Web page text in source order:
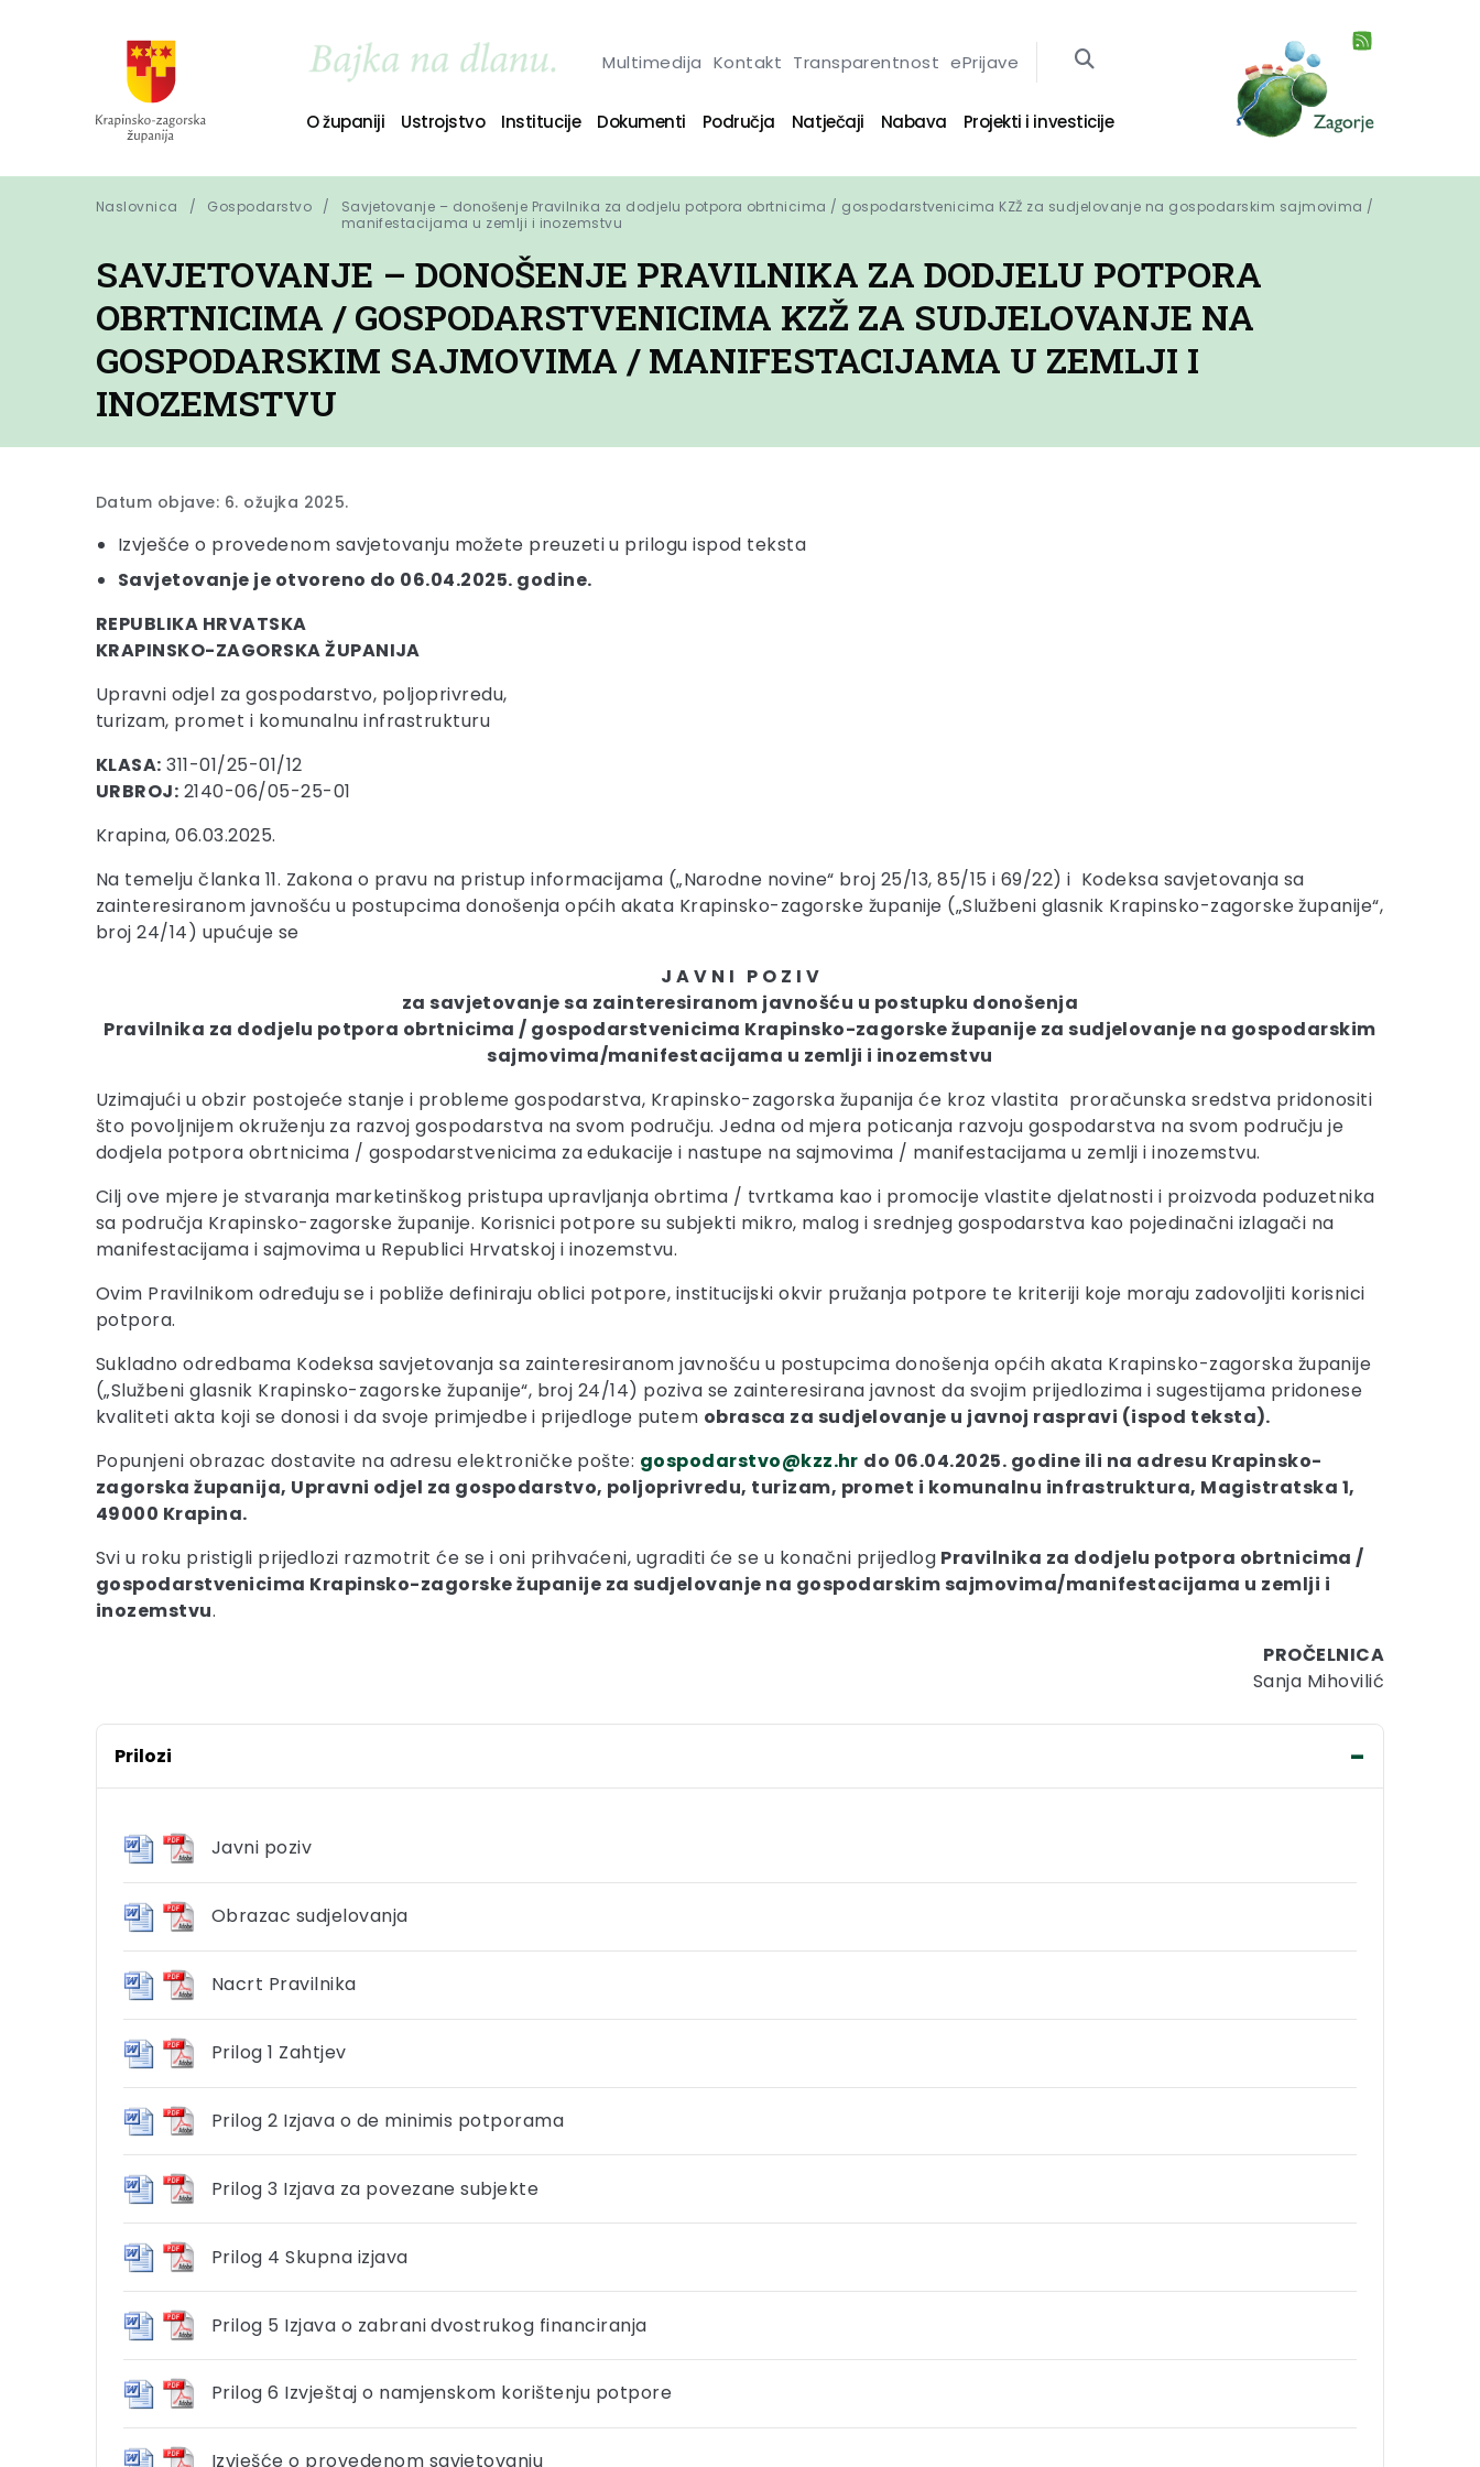
Multimedija Kontakt Transparentnost ePrijave
O županiji Ustrojstvo Institucije Dokumenti Područja Natječaji Nabava Projekti i investicije
Naslovnica Gospodarstvo
Savjetovanje – donošenje Pravilnika za dodjelu potpora obrtnicima / gospodarstvenicima KZŽ za sudjelovanje na gospodarskim sajmovima /
manifestacijama u zemlji i inozemstvu
SAVJETOVANJE – DONOŠENJE PRAVILNIKA ZA DODJELU POTPORA
OBRTNICIMA / GOSPODARSTVENICIMA KZŽ ZA SUDJELOVANJE NA
GOSPODARSKIM SAJMOVIMA / MANIFESTACIJAMA U ZEMLJI I
INOZEMSTVU
Datum objave: 6. ožujka 2025.
Izvješće o provedenom savjetovanju možete preuzeti u prilogu ispod teksta
Savjetovanje je otvoreno do 06.04.2025. godine.
REPUBLIKA HRVATSKA
KRAPINSKO-ZAGORSKA ŽUPANIJA
Upravni odjel za gospodarstvo, poljoprivredu,
turizam, promet i komunalnu infrastrukturu
KLASA: 311-01/25-01/12
URBROJ: 2140-06/05-25-01
Krapina, 06.03.2025.
Na temelju članka 11. Zakona o pravu na pristup informacijama („Narodne novine“ broj 25/13, 85/15 i 69/22) i Kodeksa savjetovanja sa
zainteresiranom javnošću u postupcima donošenja općih akata Krapinsko-zagorske županije („Službeni glasnik Krapinsko-zagorske županije“,
broj 24/14) upućuje se
J A V N I P O Z I V
za savjetovanje sa zainteresiranom javnošću u postupku donošenja
Pravilnika za dodjelu potpora obrtnicima / gospodarstvenicima Krapinsko-zagorske županije za sudjelovanje na gospodarskim
sajmovima/manifestacijama u zemlji i inozemstvu
Uzimajući u obzir postojeće stanje i probleme gospodarstva, Krapinsko-zagorska županija će kroz vlastita proračunska sredstva pridonositi
što povoljnijem okruženju za razvoj gospodarstva na svom području. Jedna od mjera poticanja razvoju gospodarstva na svom području je
dodjela potpora obrtnicima / gospodarstvenicima za edukacije i nastupe na sajmovima / manifestacijama u zemlji i inozemstvu.
Cilj ove mjere je stvaranja marketinškog pristupa upravljanja obrtima / tvrtkama kao i promocije vlastite djelatnosti i proizvoda poduzetnika
sa područja Krapinsko-zagorske županije. Korisnici potpore su subjekti mikro, malog i srednjeg gospodarstva kao pojedinačni izlagači na
manifestacijama i sajmovima u Republici Hrvatskoj i inozemstvu.
Ovim Pravilnikom određuju se i pobliže definiraju oblici potpore, institucijski okvir pružanja potpore te kriteriji koje moraju zadovoljiti korisnici
potpora.
Sukladno odredbama Kodeksa savjetovanja sa zainteresiranom javnošću u postupcima donošenja općih akata Krapinsko-zagorska županije
(„Službeni glasnik Krapinsko-zagorske županije“, broj 24/14) poziva se zainteresirana javnost da svojim prijedlozima i sugestijama pridonese
kvaliteti akta koji se donosi i da svoje primjedbe i prijedloge putem obrasca za sudjelovanje u javnoj raspravi (ispod teksta).
Popunjeni obrazac dostavite na adresu elektroničke pošte: gospodarstvo@kzz.hr do 06.04.2025. godine ili na adresu Krapinsko-
zagorska županija, Upravni odjel za gospodarstvo, poljoprivredu, turizam, promet i komunalnu infrastruktura, Magistratska 1,
49000 Krapina.
Svi u roku pristigli prijedlozi razmotrit će se i oni prihvaćeni, ugraditi će se u konačni prijedlog Pravilnika za dodjelu potpora obrtnicima /
gospodarstvenicima Krapinsko-zagorske županije za sudjelovanje na gospodarskim sajmovima/manifestacijama u zemlji i
inozemstvu.
PROČELNICA
Sanja Mihovilić
Prilozi
Javni poziv
Obrazac sudjelovanja
Nacrt Pravilnika
Prilog 1 Zahtjev
Prilog 2 Izjava o de minimis potporama
Prilog 3 Izjava za povezane subjekte
Prilog 4 Skupna izjava
Prilog 5 Izjava o zabrani dvostrukog financiranja
Prilog 6 Izvještaj o namjenskom korištenju potpore
Izvješće o provedenom savjetovanju